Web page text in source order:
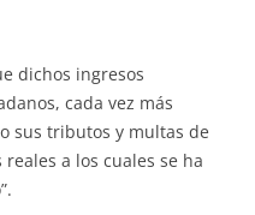
dichos ingresos
cada vez más
sus tributos y multas de
a los cuales se ha